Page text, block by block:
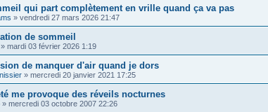
qui part complètement en vrille quand ça va pas
» vendredi 27 mars 2026 21:47
de sommeil
» mardi 03 février 2026 1:19
de manquer d'air quand je dors
» mercredi 20 janvier 2021 17:25
me provoque des réveils nocturnes
» mercredi 03 octobre 2007 22:26